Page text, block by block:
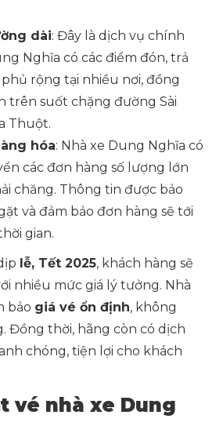
dài: Đây là dịch vụ chính
Nghĩa có các điểm đón, trả
rộng tại nhiều nơi, đồng
trên suốt chặng đường Sài
Thuột.
hóa: Nhà xe Dung Nghĩa có
các đơn hàng số lượng lớn
chăng. Thông tin được bảo
và đảm bảo đơn hàng sẽ tới
gian.
lễ, Tết 2025, khách hàng sẽ
nhiều mức giá lý tưởng. Nhà
bảo giá vé ổn định, không
Đồng thời, hãng còn có dịch
chóng, tiện lợi cho khách
vé nhà xe Dung